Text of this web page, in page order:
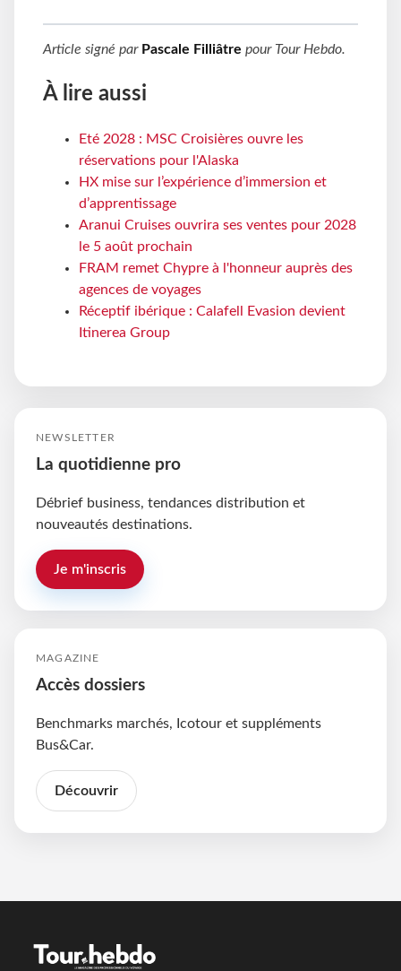
Article signé par Pascale Filliâtre pour Tour Hebdo.
À lire aussi
Eté 2028 : MSC Croisières ouvre les
réservations pour l'Alaska
HX mise sur l’expérience d’immersion et
d’apprentissage
Aranui Cruises ouvrira ses ventes pour 2028
le 5 août prochain
FRAM remet Chypre à l'honneur auprès des
agences de voyages
Réceptif ibérique : Calafell Evasion devient
Itinerea Group
NEWSLETTER
La quotidienne pro
Débrief business, tendances distribution et
nouveautés destinations.
Je m'inscris
MAGAZINE
Accès dossiers
Benchmarks marchés, Icotour et suppléments
Bus&Car.
Découvrir